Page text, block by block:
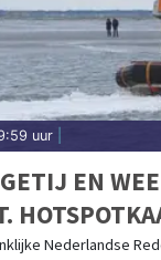
uur
EN
RAKEN
Nederlandse